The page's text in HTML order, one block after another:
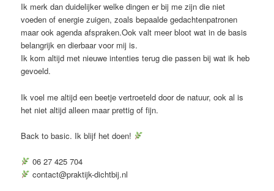
Ik merk dan duidelijker welke dingen er bij me zijn die niet
voeden of energie zuigen, zoals bepaalde gedachtenpatronen
maar ook agenda afspraken.Ook valt meer bloot wat in de basis
belangrijk en dierbaar voor mij is.
Ik kom altijd met nieuwe intenties terug die passen bij wat ik heb
gevoeld.
Ik voel me altijd een beetje vertroeteld door de natuur, ook al is
het niet altijd alleen maar prettig of fijn.
Back to basic. Ik blijf het doen!
06 27 425 704
contact@praktijk-dichtbij.nl